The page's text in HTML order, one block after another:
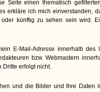
Seite einen thematisch
erkläre ich mich einverstanden,
künftig zu sehen sein wird.
E-Mail-Adresse innerhalb des
bzw. Webmastern
erfolgt nicht.
und die Bilder und Ihre Daten